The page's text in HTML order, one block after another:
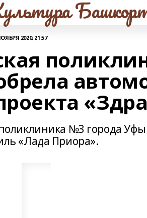
2020, 21:57
№3 города
«Лада Приора».